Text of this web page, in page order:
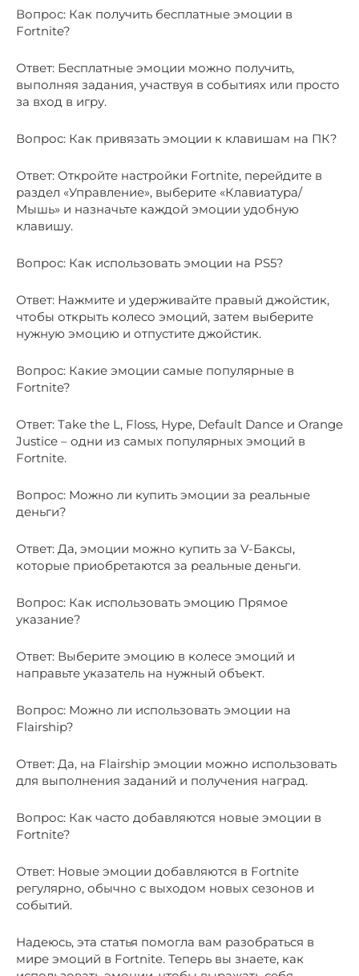
Вопрос: Как получить бесплатные эмоции в
Fortnite?
Ответ: Бесплатные эмоции можно получить,
выполняя задания, участвуя в событиях или просто
за вход в игру.
Вопрос: Как привязать эмоции к клавишам на ПК?
Ответ: Откройте настройки Fortnite, перейдите в
раздел «Управление», выберите «Клавиатура/
Мышь» и назначьте каждой эмоции удобную
клавишу.
Вопрос: Как использовать эмоции на PS5?
Ответ: Нажмите и удерживайте правый джойстик,
чтобы открыть колесо эмоций, затем выберите
нужную эмоцию и отпустите джойстик.
Вопрос: Какие эмоции самые популярные в
Fortnite?
Ответ: Take the L, Floss, Hype, Default Dance и Orange
Justice – одни из самых популярных эмоций в
Fortnite.
Вопрос: Можно ли купить эмоции за реальные
деньги?
Ответ: Да, эмоции можно купить за V-Баксы,
которые приобретаются за реальные деньги.
Вопрос: Как использовать эмоцию Прямое
указание?
Ответ: Выберите эмоцию в колесе эмоций и
направьте указатель на нужный объект.
Вопрос: Можно ли использовать эмоции на
Flairship?
Ответ: Да, на Flairship эмоции можно использовать
для выполнения заданий и получения наград.
Вопрос: Как часто добавляются новые эмоции в
Fortnite?
Ответ: Новые эмоции добавляются в Fortnite
регулярно, обычно с выходом новых сезонов и
событий.
Надеюсь, эта статья помогла вам разобраться в
мире эмоций в Fortnite. Теперь вы знаете, как